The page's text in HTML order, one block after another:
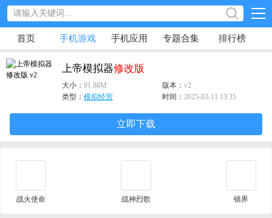
首页 手机游戏 手机应用 专题合集 排行榜
上帝模拟器修改版
大小： 91.88M 版本： v2
类型： 模拟经营 时间： 2025-03-11 13:35
立即下载
战火使命 战神烈歌 镜界